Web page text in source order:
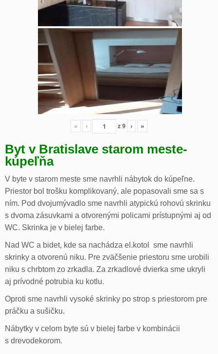
« ‹ z9 › »
Byt v Bratislave starom meste-
kúpeľňa
V byte v starom meste sme navrhli nábytok do kúpeľne.
Priestor bol trošku komplikovaný, ale popasovali sme sa s
ním. Pod dvojumývadlo sme navrhli atypickú rohovú skrinku
s dvoma zásuvkami a otvorenými policami prístupnými aj od
WC. Skrinka je v bielej farbe.
Nad WC a bidet, kde sa nachádza el.kotol sme navrhli
skrinky a otvorenú niku. Pre zväčšenie priestoru sme urobili
niku s chrbtom zo zrkadla. Za zrkadlové dvierka sme ukryli
aj prívodné potrubia ku kotlu.
Oproti sme navrhli vysoké skrinky po strop s priestorom pre
práčku a sušičku.
Nábytky v celom byte sú v bielej farbe v kombinácii
s drevodekorom.